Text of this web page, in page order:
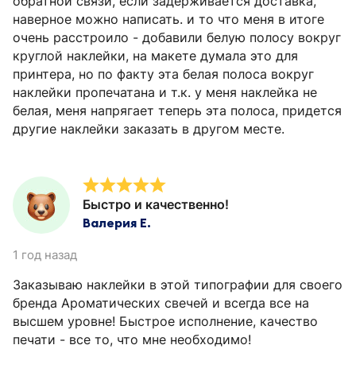
наверное можно написать. и то что меня в итоге
очень расстроило - добавили белую полосу вокруг
круглой наклейки, на макете думала это для
принтера, но по факту эта белая полоса вокруг
наклейки пропечатана и т.к. у меня наклейка не
белая, меня напрягает теперь эта полоса, придется
другие наклейки заказать в другом месте.
Быстро и качественно!
Валерия Е.
1 год назад
Заказываю наклейки в этой типографии для своего
бренда Ароматических свечей и всегда все на
высшем уровне! Быстрое исполнение, качество
печати - все то, что мне необходимо!